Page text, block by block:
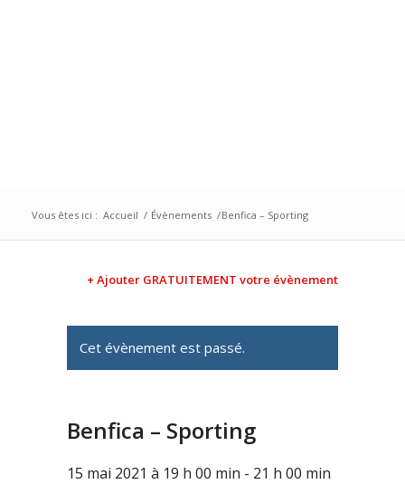
Vous êtes ici : Accueil / Évènements /Benfica – Sporting
+ Ajouter GRATUITEMENT votre évènement
Cet évènement est passé.
Benfica – Sporting
15 mai 2021 à 19 h 00 min - 21 h 00 min